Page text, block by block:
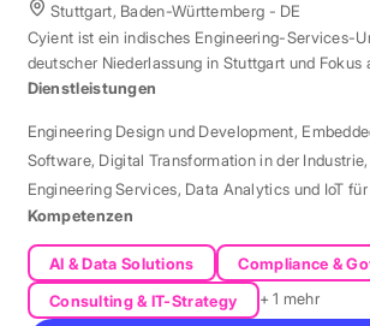
Stuttgart, Baden-Württemberg - DE
Cyient ist ein indisches Engineering-Services-
deutscher Niederlassung in Stuttgart und Fokus
Automotive.
Dienstleistungen
Engineering Design und Development,
Software, Digital Transformation in der Industrie,
Engineering Services, Data Analytics und IoT
Kompetenzen
AI & Data Solutions
Compliance &
Consulting & IT-Strategy
+ 1 mehr